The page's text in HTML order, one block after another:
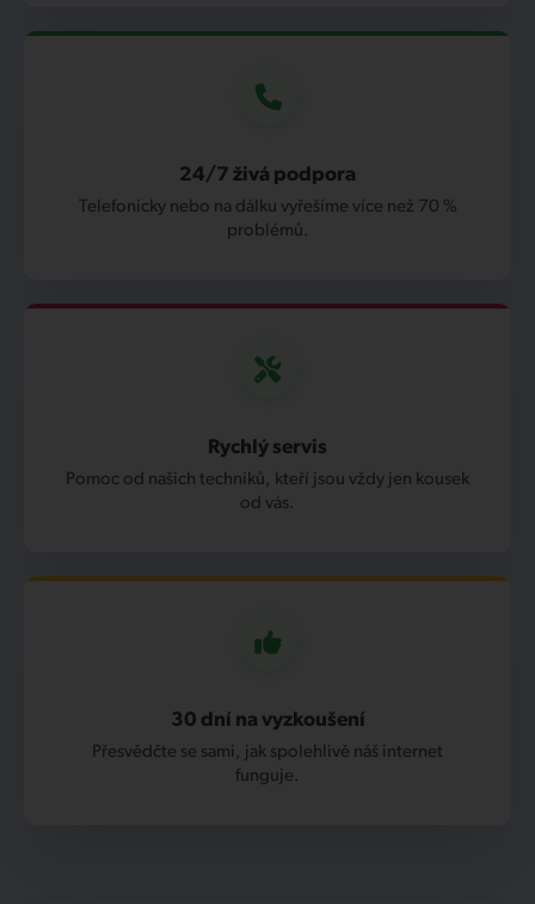
24/7 živá podpora
Telefonicky nebo na dálku vyřešíme více než 70 %
problémů.
Rychlý servis
Pomoc od našich techniků, kteří jsou vždy jen kousek
od vás.
30 dní na vyzkoušení
Přesvědčte se sami, jak spolehlivě náš internet
funguje.